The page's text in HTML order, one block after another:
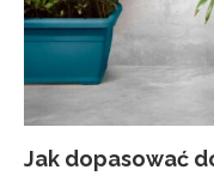
Jak dopasować